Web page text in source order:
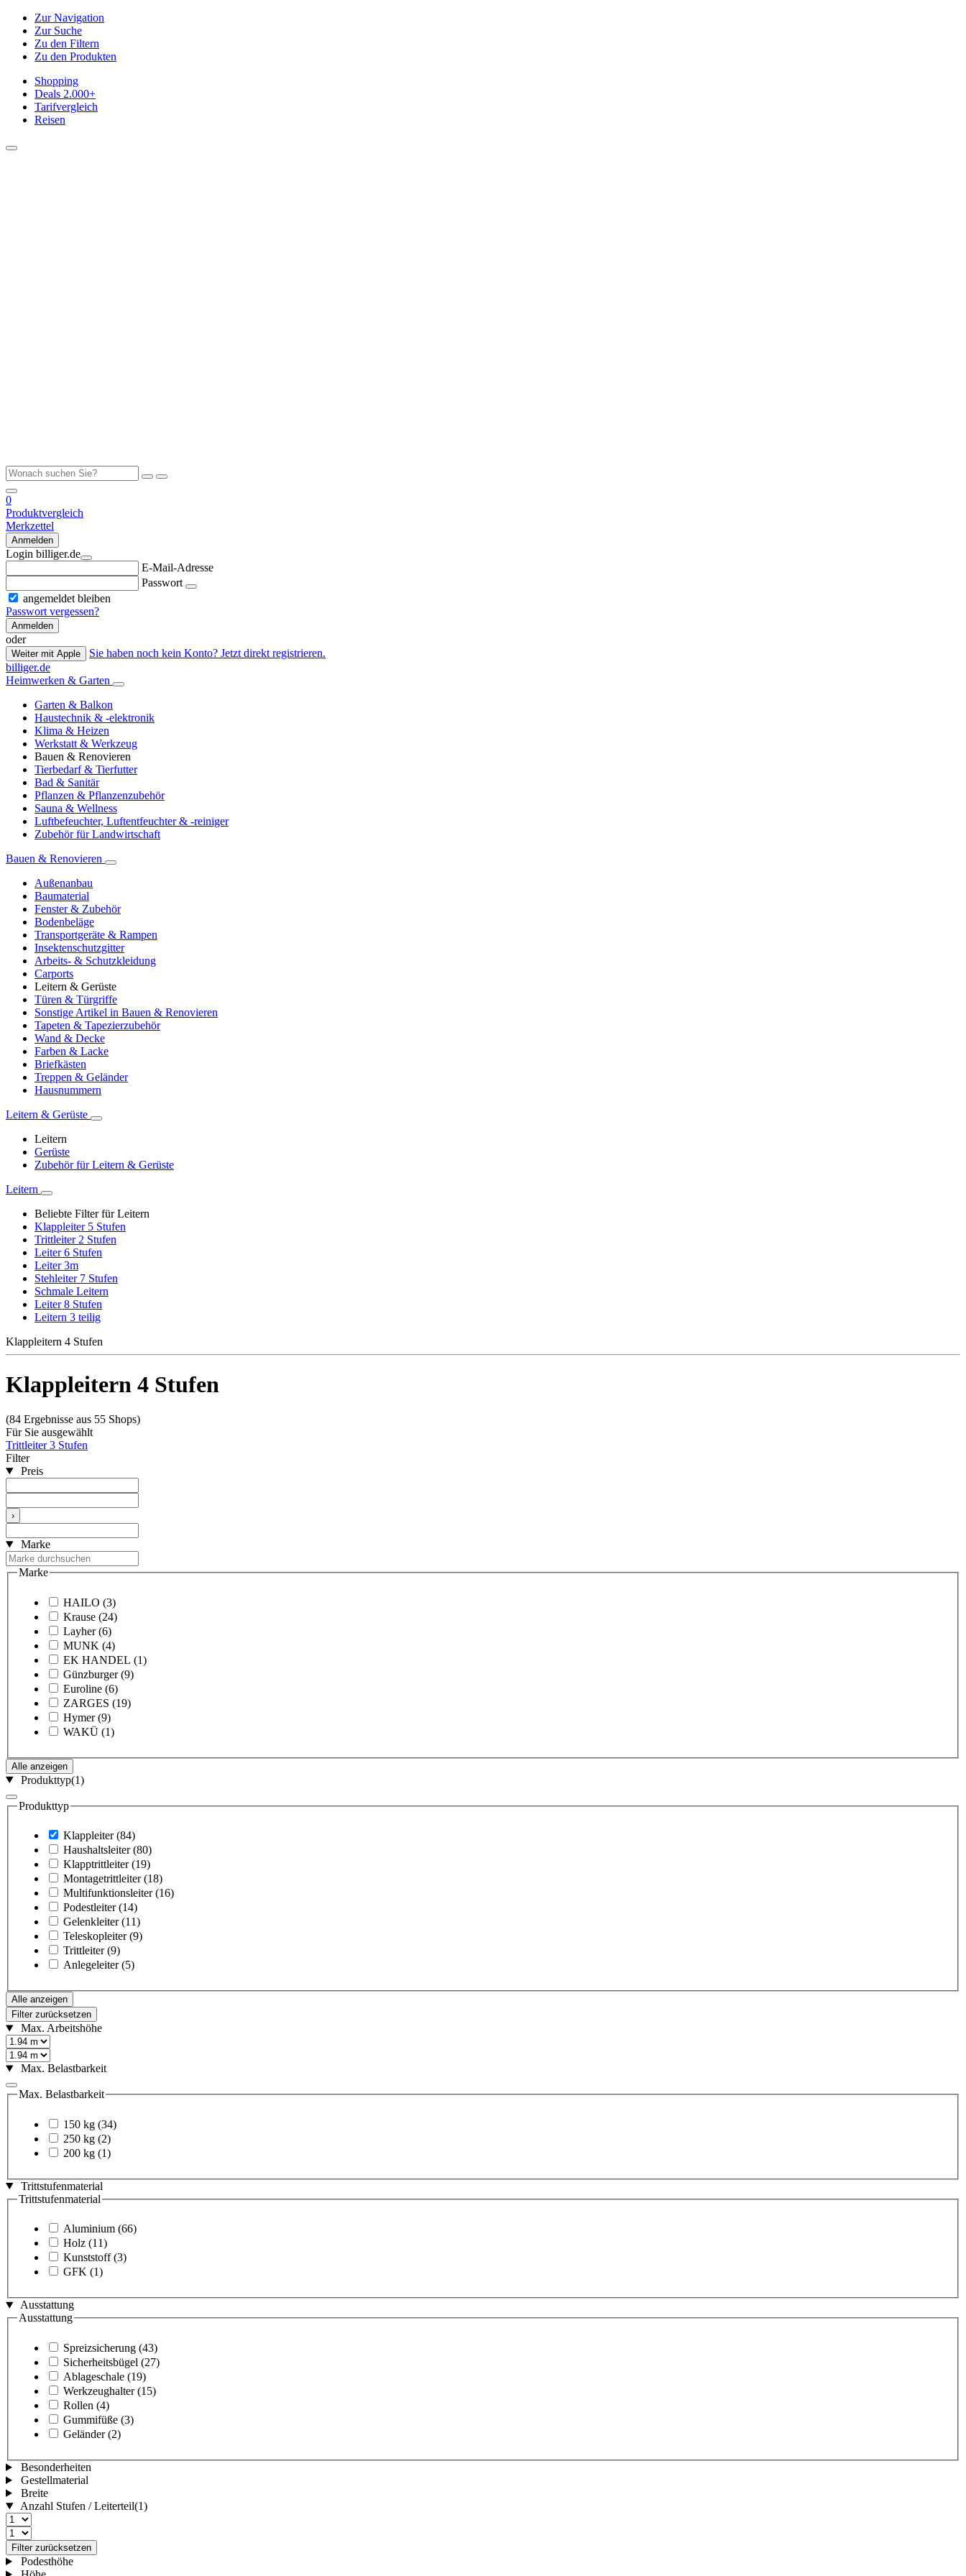
Zur Navigation
Zur Suche
Zu den Filtern
Zu den Produkten
Shopping
Deals 2.000+
Tarifvergleich
Reisen
0
Produktvergleich
Merkzettel
Anmelden
Login billiger.de
E-Mail-Adresse
Passwort
angemeldet bleiben
Passwort vergessen?
Anmelden
oder
Weiter mit Apple
Sie haben noch kein Konto? Jetzt direkt registrieren.
billiger.de
Heimwerken & Garten
Garten & Balkon
Haustechnik & -elektronik
Klima & Heizen
Werkstatt & Werkzeug
Bauen & Renovieren
Tierbedarf & Tierfutter
Bad & Sanitär
Pflanzen & Pflanzenzubehör
Sauna & Wellness
Luftbefeuchter, Luftentfeuchter & -reiniger
Zubehör für Landwirtschaft
Bauen & Renovieren
Außenanbau
Baumaterial
Fenster & Zubehör
Bodenbeläge
Transportgeräte & Rampen
Insektenschutzgitter
Arbeits- & Schutzkleidung
Carports
Leitern & Gerüste
Türen & Türgriffe
Sonstige Artikel in Bauen & Renovieren
Tapeten & Tapezierzubehör
Wand & Decke
Farben & Lacke
Briefkästen
Treppen & Geländer
Hausnummern
Leitern & Gerüste
Leitern
Gerüste
Zubehör für Leitern & Gerüste
Leitern
Beliebte Filter für Leitern
Klappleiter 5 Stufen
Trittleiter 2 Stufen
Leiter 6 Stufen
Leiter 3m
Stehleiter 7 Stufen
Schmale Leitern
Leiter 8 Stufen
Leitern 3 teilig
Klappleitern 4 Stufen
Klappleitern 4 Stufen
(84 Ergebnisse aus 55 Shops)
Für Sie ausgewählt
Trittleiter 3 Stufen
Filter
Preis
›
Marke
Marke
HAILO (3)
Krause (24)
Layher (6)
MUNK (4)
EK HANDEL (1)
Günzburger (9)
Euroline (6)
ZARGES (19)
Hymer (9)
WAKÜ (1)
Alle anzeigen
Produkttyp(1)
Produkttyp
Klappleiter (84)
Haushaltsleiter (80)
Klapptrittleiter (19)
Montagetrittleiter (18)
Multifunktionsleiter (16)
Podestleiter (14)
Gelenkleiter (11)
Teleskopleiter (9)
Trittleiter (9)
Anlegeleiter (5)
Alle anzeigen
Filter zurücksetzen
Max. Arbeitshöhe
Max. Belastbarkeit
Max. Belastbarkeit
150 kg (34)
250 kg (2)
200 kg (1)
Trittstufenmaterial
Trittstufenmaterial
Aluminium (66)
Holz (11)
Kunststoff (3)
GFK (1)
Ausstattung
Ausstattung
Spreizsicherung (43)
Sicherheitsbügel (27)
Ablageschale (19)
Werkzeughalter (15)
Rollen (4)
Gummifüße (3)
Geländer (2)
Besonderheiten
Gestellmaterial
Breite
Anzahl Stufen / Leiterteil(1)
Filter zurücksetzen
Podesthöhe